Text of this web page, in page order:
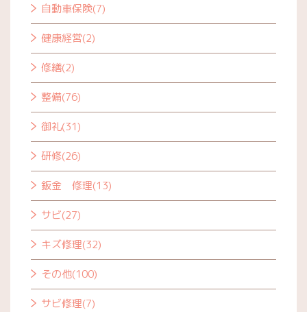
自動車保険(7)
健康経営(2)
修繕(2)
整備(76)
御礼(31)
研修(26)
鈑金 修理(13)
サビ(27)
キズ修理(32)
その他(100)
サビ修理(7)